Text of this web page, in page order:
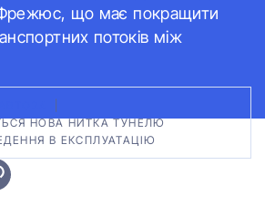
Фрежюс, що має покращити
потоків між
НОВА НИТКА ТУНЕЛЮ
В ЕКСПЛУАТАЦІЮ